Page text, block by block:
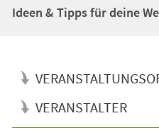
Ideen & Tipps für deine
VERANSTALTER